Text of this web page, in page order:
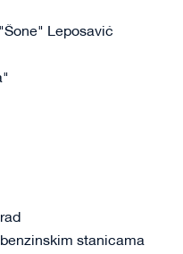
Leposavić
stanicama